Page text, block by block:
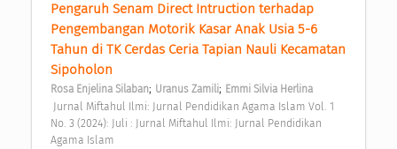
Pengaruh Senam Direct Intruction terhadap
Pengembangan Motorik Kasar Anak Usia 5-6
Tahun di TK Cerdas Ceria Tapian Nauli Kecamatan
Sipoholon
Rosa Enjelina Silaban; Uranus Zamili; Emmi Silvia Herlina
No. 3 (2024): Juli : Jurnal Miftahul Ilmi: Jurnal Pendidikan
Agama Islam